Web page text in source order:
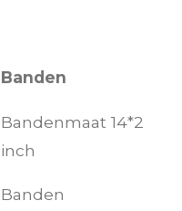
Banden
Bandenmaat 14*2
inch
Banden